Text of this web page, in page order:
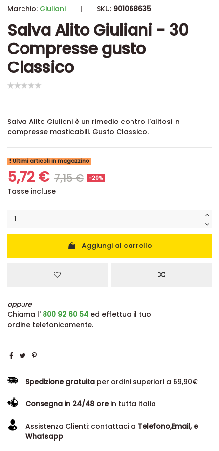
Marchio: Giuliani | SKU: 901068635
Salva Alito Giuliani - 30
Compresse gusto
Classico
Salva Alito Giuliani è un rimedio contro l'alitosi in
compresse masticabili. Gusto Classico.
Ultimi articoli in magazzino
5,72 € 7,15 € -20%
Tasse incluse
Aggiungi al carrello
oppure
Chiama l' 800 92 60 54 ed effettua il tuo
ordine telefonicamente.
Spedizione gratuita per ordini superiori a 69,90€
Consegna in 24/48 orein tutta italia
Assistenza Clienti: contattaci a Telefono,Email, e
Whatsapp